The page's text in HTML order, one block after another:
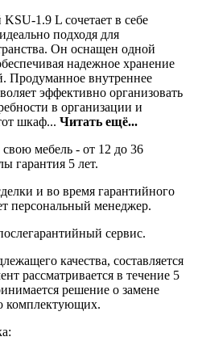
1.9 L сочетает в себе
подходя для
Он оснащен одной
надежное хранение
Продуманное внутреннее
эффективно организовать
в организации и
шкаф... Читать ещё...
мебель - от 12 до 36
гарантия 5 лет.
и во время гарантийного
персональный менеджер.
сервис.
качества, составляется
рассматривается в течение 5
решение о замене
комплектующих.